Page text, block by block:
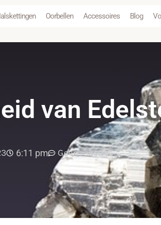
Oorbellen Accessoires Blog
van
6:11 pm Geen reacties